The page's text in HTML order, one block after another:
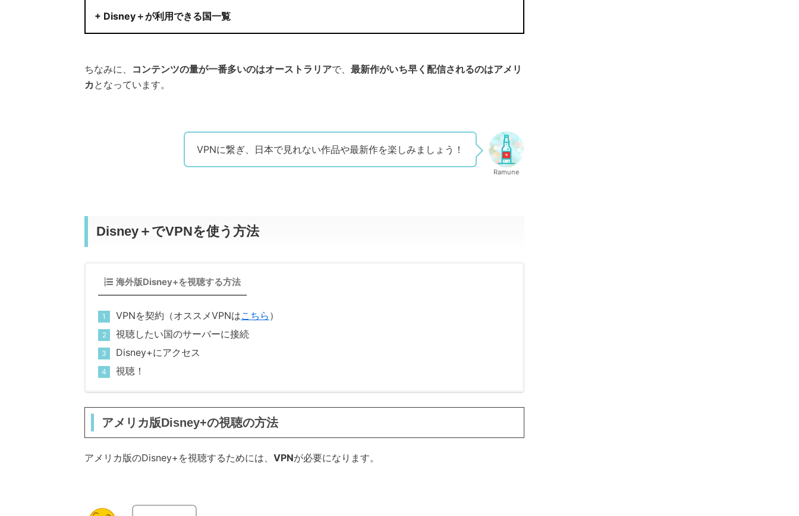
+ Disney＋が利用できる国一覧
ちなみに、 コンテンツの量が一番多いのはオーストラリアで、 最新作がいち早く配信されるのはアメリ
カ となっています。
VPNに繋ぎ、日本で見れない作品や最新作を楽しみましょう！
Ramune
Disney＋でVPNを使う方法
海外版Disney+を視聴する方法
VPNを契約（オススメVPNはこちら ）
視聴したい国のサーバーに接続
Disney+にアクセス
視聴！
アメリカ版Disney+の視聴の方法
アメリカ版のDisney+を視聴するためには、 VPNが必要になります。